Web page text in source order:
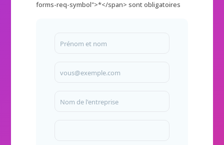
forms-req-symbol">*</span> sont obligatoires